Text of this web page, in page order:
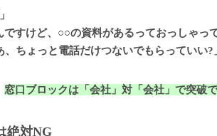
すけど、○○の資料があるっておっしゃっ
ちょっと電話だけつないでもらっていい?
窓口ブロックは「会社」対「会社」で突破で
絶対NG